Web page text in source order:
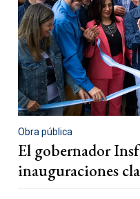
Obra pública
El gobernador
inauguraciones